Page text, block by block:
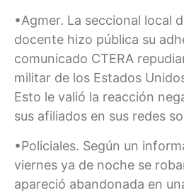
•Agmer. La seccional local
docente hizo pública su
comunicado CTERA
militar de los Estados
Esto le valió la reacción
sus afiliados en sus redes
•Policiales. Según un
viernes ya de noche se
apareció abandonada en